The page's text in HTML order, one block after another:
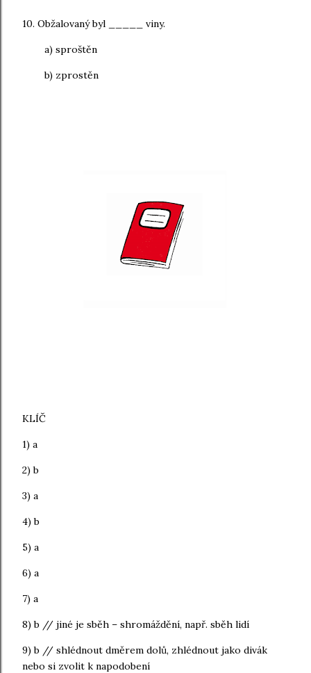
10. Obžalovaný byl _____ viny.
a) sproštěn
b) zprostěn
KLÍČ
1) a
2) b
3) a
4) b
5) a
6) a
7) a
8) b // jiné je sběh – shromáždění, např. sběh lidí
9) b // shlédnout dměrem dolů, zhlédnout jako divák
nebo si zvolit k napodobení